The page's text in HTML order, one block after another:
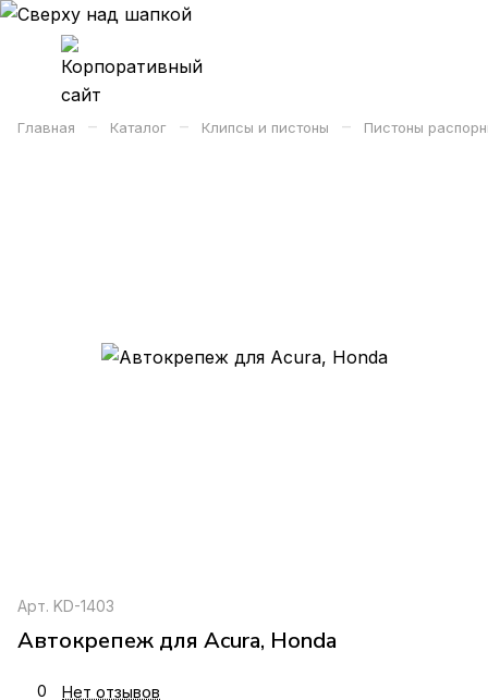
Главная – Каталог – Клипсы и пистоны – Пистоны
Арт. KD-1403
Автокрепеж для Acura, Honda
0 Нет отзывов